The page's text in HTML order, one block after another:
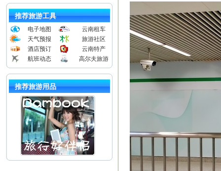
推荐旅游工具
电子地图
云南租车
天气预报
旅游社区
酒店预订
云南特产
航班动态
高尔夫旅游
推荐旅游用品